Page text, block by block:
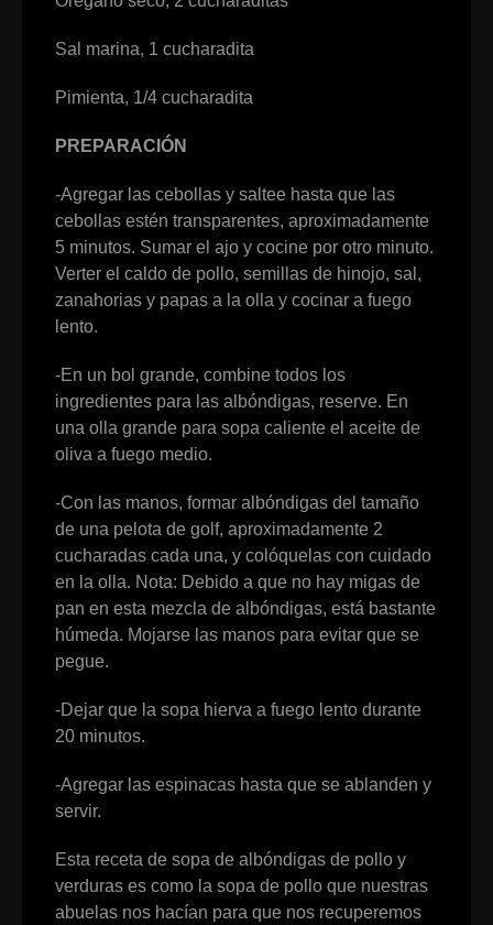
Sal marina, 1 cucharadita
Pimienta, 1/4 cucharadita
PREPARACIÓN
-Agregar las cebollas y saltee hasta que las
cebollas estén transparentes, aproximadamente
5 minutos. Sumar el ajo y cocine por otro minuto.
Verter el caldo de pollo, semillas de hinojo, sal,
zanahorias y papas a la olla y cocinar a fuego
lento.
-En un bol grande, combine todos los
ingredientes para las albóndigas, reserve. En
una olla grande para sopa caliente el aceite de
oliva a fuego medio.
-Con las manos, formar albóndigas del tamaño
de una pelota de golf, aproximadamente 2
cucharadas cada una, y colóquelas con cuidado
en la olla. Nota: Debido a que no hay migas de
pan en esta mezcla de albóndigas, está bastante
húmeda. Mojarse las manos para evitar que se
pegue.
-Dejar que la sopa hierva a fuego lento durante
20 minutos.
-Agregar las espinacas hasta que se ablanden y
servir.
Esta receta de sopa de albóndigas de pollo y
verduras es como la sopa de pollo que nuestras
abuelas nos hacían para que nos recuperemos